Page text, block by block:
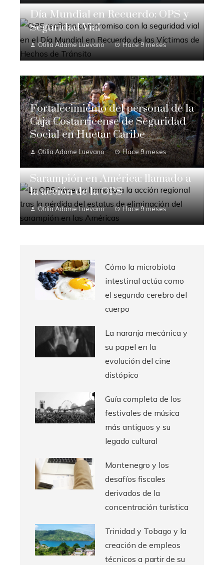
Día Mundial en Recuerdo: OPS y
Seguridad Vial
Otilia Adame Luevano Hace 9 meses
Fortalecimiento del personal de la
Caja Costarricense de Seguridad
Social en Huetar Caribe
Otilia Adame Luevano Hace 9 meses
Sarampión en América: llamado a
la acción de la OPS
Otilia Adame Luevano Hace 9 meses
Cómo la microbiota
intestinal actúa como
el segundo cerebro del
cuerpo
La naranja mecánica y
su papel en la
evolución del cine
distópico
Guía completa de los
festivales de música
más antiguos y su
legado cultural
Montenegro y los
desafíos fiscales
derivados de la
concentración turística
Trinidad y Tobago y la
creación de empleos
técnicos a partir de su